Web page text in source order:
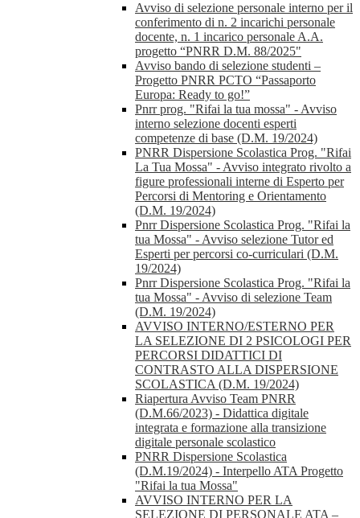
Avviso di selezione personale interno per il
conferimento di n. 2 incarichi personale
docente, n. 1 incarico personale A.A.
progetto “PNRR D.M. 88/2025"
Avviso bando di selezione studenti –
Progetto PNRR PCTO “Passaporto
Europa: Ready to go!”
Pnrr prog. "Rifai la tua mossa" - Avviso
interno selezione docenti esperti
competenze di base (D.M. 19/2024)
PNRR Dispersione Scolastica Prog. "Rifai
La Tua Mossa" - Avviso integrato rivolto a
figure professionali interne di Esperto per
Percorsi di Mentoring e Orientamento
(D.M. 19/2024)
Pnrr Dispersione Scolastica Prog. "Rifai la
tua Mossa" - Avviso selezione Tutor ed
Esperti per percorsi co-curriculari (D.M.
19/2024)
Pnrr Dispersione Scolastica Prog. "Rifai la
tua Mossa" - Avviso di selezione Team
(D.M. 19/2024)
AVVISO INTERNO/ESTERNO PER
LA SELEZIONE DI 2 PSICOLOGI PER
PERCORSI DIDATTICI DI
CONTRASTO ALLA DISPERSIONE
SCOLASTICA (D.M. 19/2024)
Riapertura Avviso Team PNRR
(D.M.66/2023) - Didattica digitale
integrata e formazione alla transizione
digitale personale scolastico
PNRR Dispersione Scolastica
(D.M.19/2024) - Interpello ATA Progetto
"Rifai la tua Mossa"
AVVISO INTERNO PER LA
SELEZIONE DI PERSONALE ATA –